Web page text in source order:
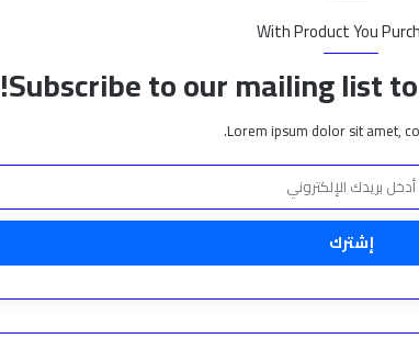
With Product You
Subscribe to our mailing list
Lorem ipsum dolor sit amet,